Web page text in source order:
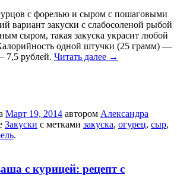
с форелью и сыром с пошаговыми
вариант закуски с слабосоленой рыбой
сыром, такая закуска украсит любой
одной штучки (25 грамм) —
7,5 рублей. Читать далее →
Март 19, 2014 автором Александра
Закуски с метками закуска, огурец, сыр,
.
с курицей: рецепт с